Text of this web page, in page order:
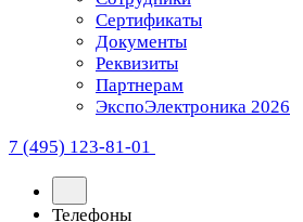
Сертификаты
Документы
Реквизиты
Партнерам
ЭкспоЭлектроника 2026
7 (495) 123-81-01
Телефоны